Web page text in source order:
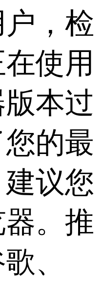
，检
使用
本过
的最
议您
。推
、